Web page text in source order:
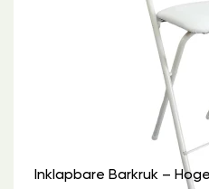
Inklapbare Barkruk –